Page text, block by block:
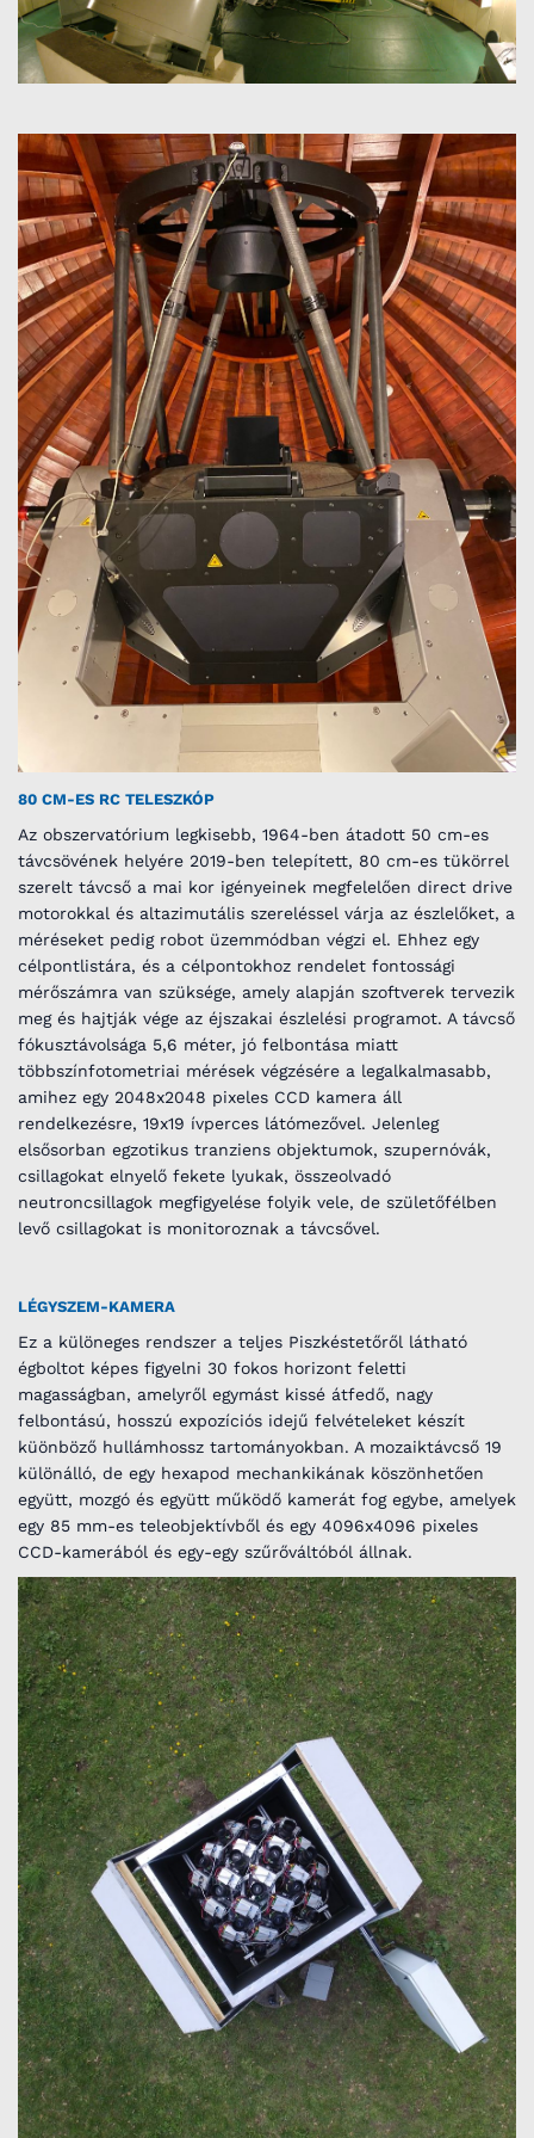
80 CM-ES RC TELESZKÓP
Az obszervatórium legkisebb, 1964-ben átadott 50 cm-es
távcsövének helyére 2019-ben telepített, 80 cm-es tükörrel
szerelt távcső a mai kor igényeinek megfelelően direct drive
motorokkal és altazimutális szereléssel várja az észlelőket, a
méréseket pedig robot üzemmódban végzi el. Ehhez egy
célpontlistára, és a célpontokhoz rendelet fontossági
mérőszámra van szüksége, amely alapján szoftverek tervezik
meg és hajtják vége az éjszakai észlelési programot. A távcső
fókusztávolsága 5,6 méter, jó felbontása miatt
többszínfotometriai mérések végzésére a legalkalmasabb,
amihez egy 2048x2048 pixeles CCD kamera áll
rendelkezésre, 19x19 ívperces látómezővel. Jelenleg
elsősorban egzotikus tranziens objektumok, szupernóvák,
csillagokat elnyelő fekete lyukak, összeolvadó
neutroncsillagok megfigyelése folyik vele, de születőfélben
levő csillagokat is monitoroznak a távcsővel.
LÉGYSZEM-KAMERA
Ez a különeges rendszer a teljes Piszkéstetőről látható
égboltot képes figyelni 30 fokos horizont feletti
magasságban, amelyről egymást kissé átfedő, nagy
felbontású, hosszú expozíciós idejű felvételeket készít
küönböző hullámhossz tartományokban. A mozaiktávcső 19
különálló, de egy hexapod mechankikának köszönhetően
együtt, mozgó és együtt működő kamerát fog egybe, amelyek
egy 85 mm-es teleobjektívből és egy 4096x4096 pixeles
CCD-kamerából és egy-egy szűrőváltóból állnak.